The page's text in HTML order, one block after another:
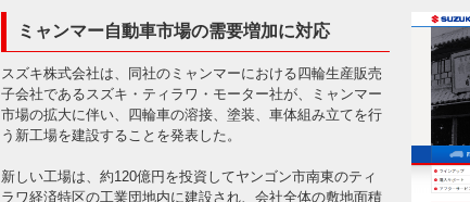
ミャンマー自動車市場の需要増加に対応
スズキ株式会社は、同社のミャンマーにおける四輪生産販売
子会社であるスズキ・ティラワ・モーター社が、ミャンマー
市場の拡大に伴い、四輪車の溶接、塗装、車体組み立てを行
う新工場を建設することを発表した。
新しい工場は、約120億円を投資してヤンゴン市南東のティ
ラワ経済特区の工業団地内に建設され、会社全体の敷地面積